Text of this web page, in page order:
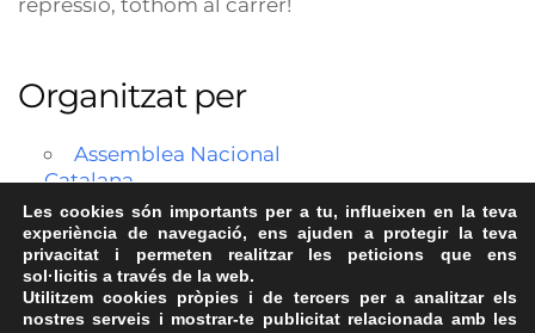
Organitzat per
Assemblea Nacional
Catalana
Les cookies són importants per a tu, influeixen en la teva
experiència de navegació, ens ajuden a protegir la teva
privacitat i permeten realitzar les peticions que ens
sol·licitis a través de la web.
Utilitzem cookies pròpies i de tercers per a analitzar els
nostres serveis i mostrar-te publicitat relacionada amb les